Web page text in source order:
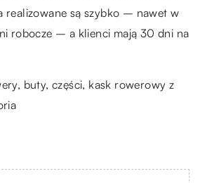
realizowane są szybko – nawet w
robocze – a klienci mają 30 dni na
buty, części, kask rowerowy z